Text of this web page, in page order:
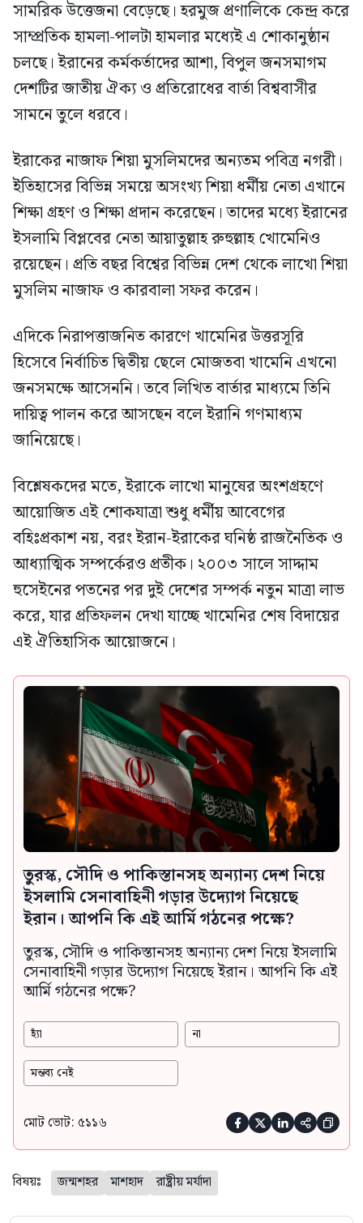
সামরিক উত্তেজনা বেড়েছে। হরমুজ প্রণালিকে কেন্দ্র করে
সাম্প্রতিক হামলা-পালটা হামলার মধ্যেই এ শোকানুষ্ঠান
চলছে। ইরানের কর্মকর্তাদের আশা, বিপুল জনসমাগম
দেশটির জাতীয় ঐক্য ও প্রতিরোধের বার্তা বিশ্ববাসীর
সামনে তুলে ধরবে।
ইরাকের নাজাফ শিয়া মুসলিমদের অন্যতম পবিত্র নগরী।
ইতিহাসের বিভিন্ন সময়ে অসংখ্য শিয়া ধর্মীয় নেতা এখানে
শিক্ষা গ্রহণ ও শিক্ষা প্রদান করেছেন। তাদের মধ্যে ইরানের
ইসলামি বিপ্লবের নেতা আয়াতুল্লাহ রুহুল্লাহ খোমেনিও
রয়েছেন। প্রতি বছর বিশ্বের বিভিন্ন দেশ থেকে লাখো শিয়া
মুসলিম নাজাফ ও কারবালা সফর করেন।
এদিকে নিরাপত্তাজনিত কারণে খামেনির উত্তরসূরি
হিসেবে নির্বাচিত দ্বিতীয় ছেলে মোজতবা খামেনি এখনো
জনসমক্ষে আসেননি। তবে লিখিত বার্তার মাধ্যমে তিনি
দায়িত্ব পালন করে আসছেন বলে ইরানি গণমাধ্যম
জানিয়েছে।
বিশ্লেষকদের মতে, ইরাকে লাখো মানুষের অংশগ্রহণে
আয়োজিত এই শোকযাত্রা শুধু ধর্মীয় আবেগের
বহিঃপ্রকাশ নয়, বরং ইরান-ইরাকের ঘনিষ্ঠ রাজনৈতিক ও
আধ্যাত্মিক সম্পর্কেরও প্রতীক। ২০০৩ সালে সাদ্দাম
হুসেইনের পতনের পর দুই দেশের সম্পর্ক নতুন মাত্রা লাভ
করে, যার প্রতিফলন দেখা যাচ্ছে খামেনির শেষ বিদায়ের
এই ঐতিহাসিক আয়োজনে।
তুরস্ক, সৌদি ও পাকিস্তানসহ অন্যান্য দেশ নিয়ে
ইসলামি সেনাবাহিনী গড়ার উদ্যোগ নিয়েছে
ইরান। আপনি কি এই আর্মি গঠনের পক্ষে?
তুরস্ক, সৌদি ও পাকিস্তানসহ অন্যান্য দেশ নিয়ে ইসলামি
সেনাবাহিনী গড়ার উদ্যোগ নিয়েছে ইরান। আপনি কি এই
আর্মি গঠনের পক্ষে?
হ্যাঁ না
মন্তব্য নেই
মোট ভোট: ৫১১৬     
বিষয়ঃ জন্মশহর মাশহাদ রাষ্ট্রীয় মর্যাদা